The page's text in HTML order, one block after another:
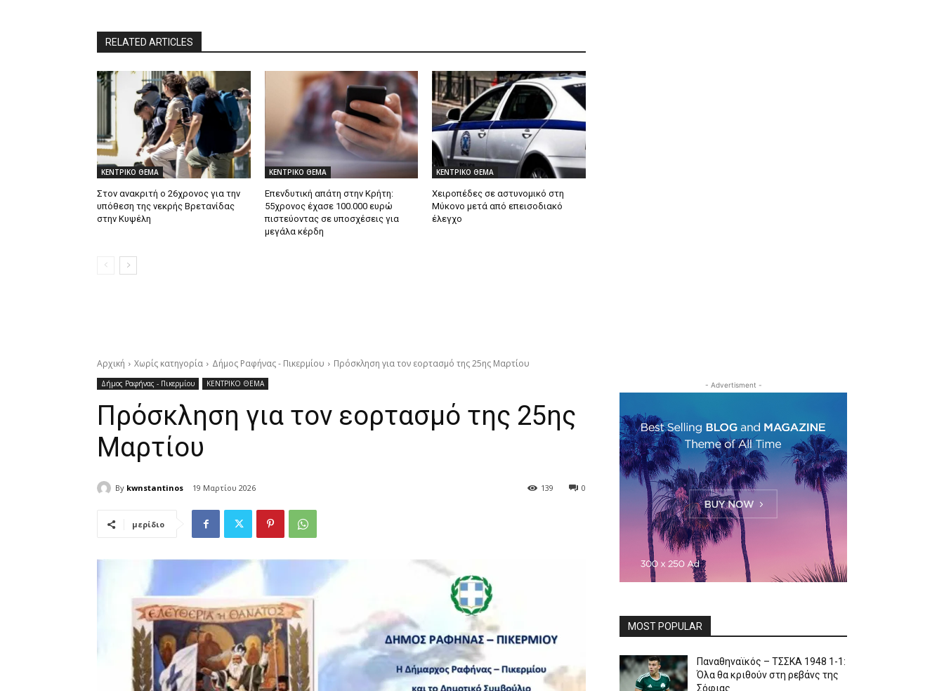
RELATED ARTICLES
ΚΕΝΤΡΙΚΟ ΘΕΜΑ
Στον ανακριτή ο 26χρονος για την
υπόθεση της νεκρής Βρετανίδας
στην Κυψέλη
ΚΕΝΤΡΙΚΟ ΘΕΜΑ
Επενδυτική απάτη στην Κρήτη:
55χρονος έχασε 100.000 ευρώ
πιστεύοντας σε υποσχέσεις για
μεγάλα κέρδη
ΚΕΝΤΡΙΚΟ ΘΕΜΑ
Χειροπέδες σε αστυνομικό στη
Μύκονο μετά από επεισοδιακό
έλεγχο